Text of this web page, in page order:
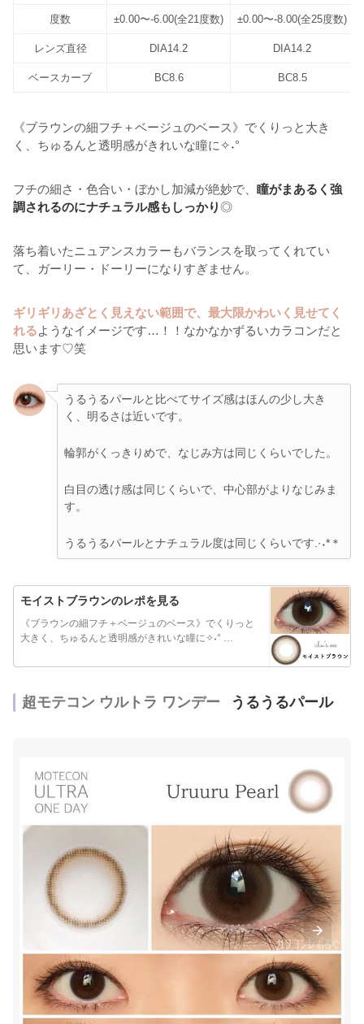
度数 ±0.00〜-6.00(全21度数) ±0.00〜-8.00(全25度数)
レンズ直径 DIA14.2 DIA14.2
ベースカーブ BC8.6 BC8.5
《ブラウンの細フチ＋ベージュのベース》でくりっと大き
く、ちゅるんと透明感がきれいな瞳に✧˖°
フチの細さ・色合い・ぼかし加減が絶妙で、 瞳がまあるく強
調されるのにナチュラル感もしっかり◎
落ち着いたニュアンスカラーもバランスを取ってくれてい
て、ガーリー・ドーリーになりすぎません。
ギリギリあざとく見えない範囲で、最大限かわいく見せてく
れるようなイメージです…！！なかなかずるいカラコンだと
思います♡笑
うるうるパールと比べてサイズ感はほんの少し大き
く、明るさは近いです。
輪郭がくっきりめで、なじみ方は同じくらいでした。
白目の透け感は同じくらいで、中心部がよりなじみま
す。
うるうるパールとナチュラル度は同じくらいです.·˖*＊
モイストブラウンのレポを見る
《ブラウンの細フチ＋ベージュのベース》でくりっと
大きく、ちゅるんと透明感がきれいな瞳に✧˖° …
超モテコン ウルトラ ワンデー うるうるパール